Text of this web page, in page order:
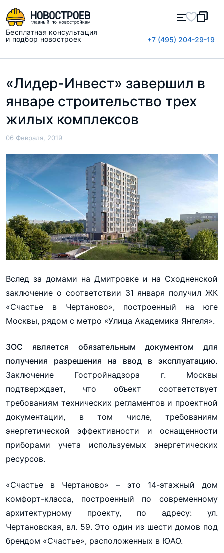
Бесплатная консультация
и подбор новостроек
+7 (495) 204-29-19
«Лидер-Инвест» завершил в
январе строительство трех
жилых комплексов
06 Февраля, 2019
Вслед за домами на Дмитровке и на Сходненской
заключение о соответствии 31 января получил ЖК
«Счастье в Чертаново», построенный на юге
Москвы, рядом с метро «Улица Академика Янгеля».
ЗОС является обязательным документом для
получения разрешения на ввод в эксплуатацию.
Заключение Гостройнадзора г. Москвы
подтверждает, что объект соответствует
требованиям технических регламентов и проектной
документации, в том числе, требованиям
энергетической эффективности и оснащенности
приборами учета используемых энергетических
ресурсов.
«Счастье в Чертаново» – это 14-этажный дом
комфорт-класса, построенный по современному
архитектурному проекту, по адресу: ул.
Чертановская, вл. 59. Это один из шести домов под
брендом «Счастье», расположенных в ЮАО.